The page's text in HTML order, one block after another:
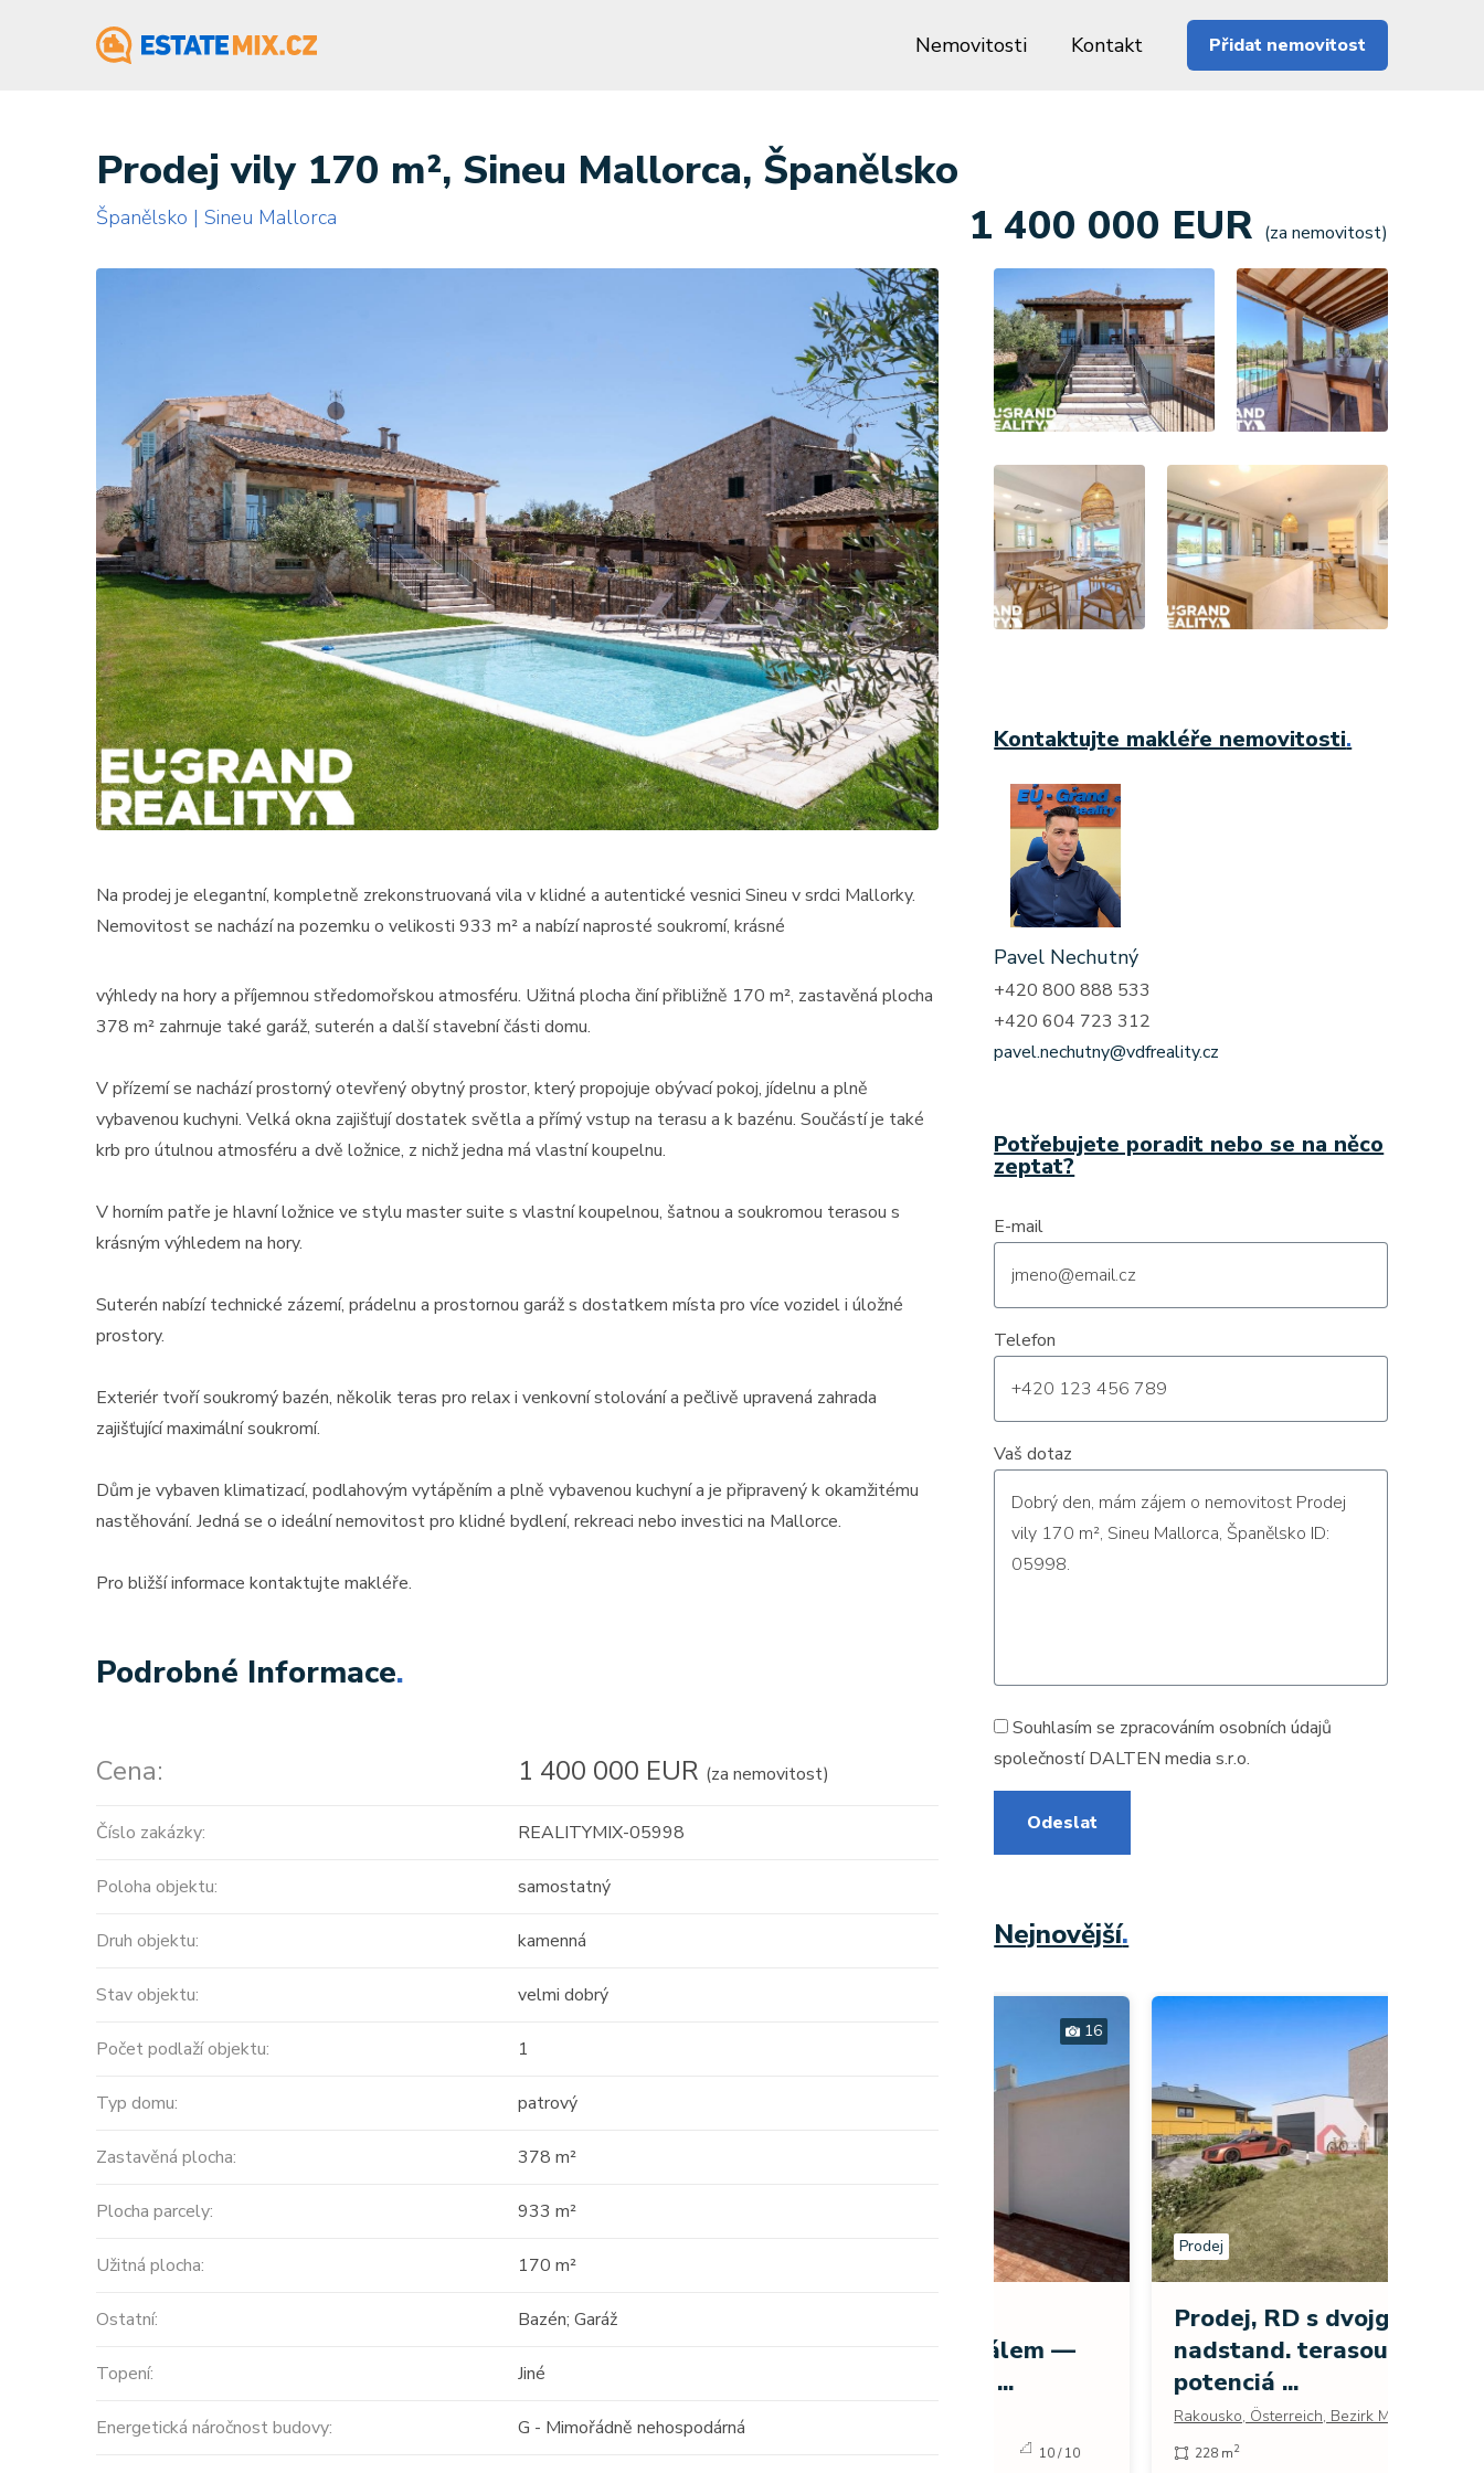
Nemovitosti Kontakt Přidat nemovitost
Prodej vily 170 m², Sineu Mallorca, Španělsko
Španělsko | Sineu Mallorca 1 400 000 EUR (za nemovitost)
Na prodej je elegantní, kompletně zrekonstruovaná vila v klidné a autentické vesnici Sineu v srdci Mallorky.
Nemovitost se nachází na pozemku o velikosti 933 m² a nabízí naprosté soukromí, krásné
výhledy na hory a příjemnou středomořskou atmosféru. Užitná plocha činí přibližně 170 m², zastavěná plocha
378 m² zahrnuje také garáž, suterén a další stavební části domu.
V přízemí se nachází prostorný otevřený obytný prostor, který propojuje obývací pokoj, jídelnu a plně
vybavenou kuchyni. Velká okna zajišťují dostatek světla a přímý vstup na terasu a k bazénu. Součástí je také
krb pro útulnou atmosféru a dvě ložnice, z nichž jedna má vlastní koupelnu.
V horním patře je hlavní ložnice ve stylu master suite s vlastní koupelnou, šatnou a soukromou terasou s
krásným výhledem na hory.
Suterén nabízí technické zázemí, prádelnu a prostornou garáž s dostatkem místa pro více vozidel i úložné
prostory.
Exteriér tvoří soukromý bazén, několik teras pro relax i venkovní stolování a pečlivě upravená zahrada
zajišťující maximální soukromí.
Dům je vybaven klimatizací, podlahovým vytápěním a plně vybavenou kuchyní a je připravený k okamžitému
nastěhování. Jedná se o ideální nemovitost pro klidné bydlení, rekreaci nebo investici na Mallorce.
Pro bližší informace kontaktujte makléře.
Podrobné Informace.
Cena: 1 400 000 EUR (za nemovitost)
Číslo zakázky: REALITYMIX-05998
Poloha objektu: samostatný
Druh objektu: kamenná
Stav objektu: velmi dobrý
Počet podlaží objektu: 1
Typ domu: patrový
Zastavěná plocha: 378 m²
Plocha parcely: 933 m²
Užitná plocha: 170 m²
Ostatní: Bazén; Garáž
Topení: Jiné
Energetická náročnost budovy: G - Mimořádně nehospodárná
Kontaktujte makléře nemovitosti.
Pavel Nechutný
+420 800 888 533
+420 604 723 312
pavel.nechutny@vdfreality.cz
Potřebujete poradit nebo se na něco
zeptat?
E-mail
Telefon
Vaš dotaz
Souhlasím se zpracovánímosobních údajů
společností DALTEN media s.r.o.
Odeslat
Nejnovější.
Střešní apartmán s
Albánie, Durrës County
Prodej
Prodej, RD s dvojgaráží,
nadstand. terasou a velkým
Rakousko, Österreich, Bezirk Mistelbach
228 m